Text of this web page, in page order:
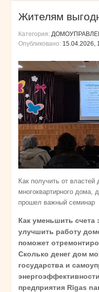
Жителям
Категория:
Опубликовано: 15.04.2026,
Как получить от властей
многоквартирного дома,
прошел важный семинар
Как уменьшить
улучшить работу
поможет
Сколько денег дом
государства и
предприятия Rīgas